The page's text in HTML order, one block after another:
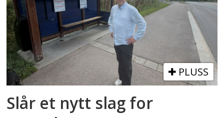
PLUSS
Slår et nytt slag for